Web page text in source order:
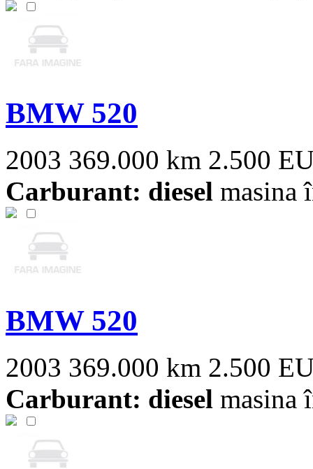
BMW 520
2003 369.000 km 2.500
Carburant: diesel masina
BMW 520
2003 369.000 km 2.500
Carburant: diesel masina